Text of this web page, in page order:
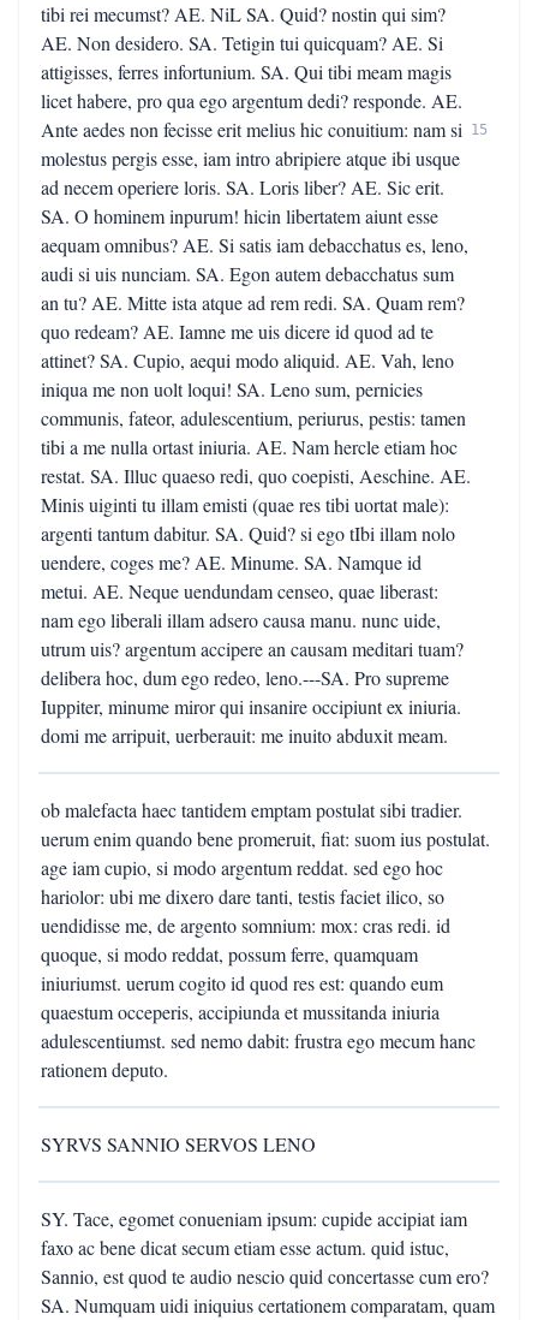
tibi rei mecumst? AE. NiL SA. Quid? nostin qui sim?
AE. Non desidero. SA. Tetigin tui quicquam? AE. Si
attigisses, ferres infortunium. SA. Qui tibi meam magis
licet habere, pro qua ego argentum dedi? responde. AE.
Ante aedes non fecisse erit melius hic conuitium: nam si
molestus pergis esse, iam intro abripiere atque ibi usque
ad necem operiere loris. SA. Loris liber? AE. Sic erit.
SA. O hominem inpurum! hicin libertatem aiunt esse
aequam omnibus? AE. Si satis iam debacchatus es, leno,
audi si uis nunciam. SA. Egon autem debacchatus sum
an tu? AE. Mitte ista atque ad rem redi. SA. Quam rem?
quo redeam? AE. Iamne me uis dicere id quod ad te
attinet? SA. Cupio, aequi modo aliquid. AE. Vah, leno
iniqua me non uolt loqui! SA. Leno sum, pernicies
communis, fateor, adulescentium, periurus, pestis: tamen
tibi a me nulla ortast iniuria. AE. Nam hercle etiam hoc
restat. SA. Illuc quaeso redi, quo coepisti, Aeschine. AE.
Minis uiginti tu illam emisti (quae res tibi uortat male):
argenti tantum dabitur. SA. Quid? si ego tIbi illam nolo
uendere, coges me? AE. Minume. SA. Namque id
metui. AE. Neque uendundam censeo, quae liberast:
nam ego liberali illam adsero causa manu. nunc uide,
utrum uis? argentum accipere an causam meditari tuam?
delibera hoc, dum ego redeo, leno.---SA. Pro supreme
Iuppiter, minume miror qui insanire occipiunt ex iniuria.
domi me arripuit, uerberauit: me inuito abduxit meam.
15
ob malefacta haec tantidem emptam postulat sibi tradier.
uerum enim quando bene promeruit, fiat: suom ius postulat.
age iam cupio, si modo argentum reddat. sed ego hoc
hariolor: ubi me dixero dare tanti, testis faciet ilico, so
uendidisse me, de argento somnium: mox: cras redi. id
quoque, si modo reddat, possum ferre, quamquam
iniuriumst. uerum cogito id quod res est: quando eum
quaestum occeperis, accipiunda et mussitanda iniuria
adulescentiumst. sed nemo dabit: frustra ego mecum hanc
rationem deputo.
SYRVS SANNIO SERVOS LENO
SY. Tace, egomet conueniam ipsum: cupide accipiat iam
faxo ac bene dicat secum etiam esse actum. quid istuc,
Sannio, est quod te audio nescio quid concertasse cum ero?
SA. Numquam uidi iniquius certationem comparatam, quam